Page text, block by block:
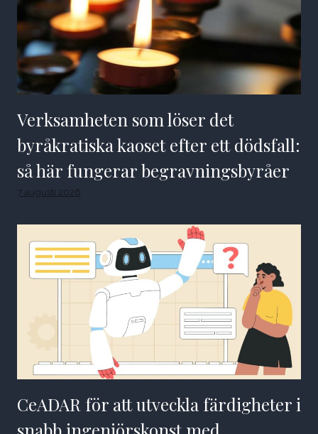
Verksamheten som löser det
byråkratiska kaoset efter ett dödsfall:
så här fungerar begravningsbyråer
7 augusti 2026
CeADAR för att utveckla färdigheter i